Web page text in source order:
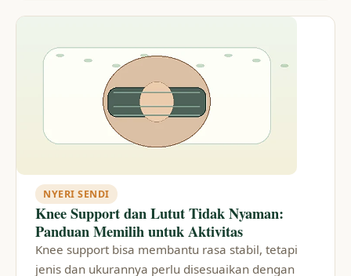
NYERI SENDI
Knee Support dan Lutut Tidak Nyaman:
Panduan Memilih untuk Aktivitas
Knee support bisa membantu rasa stabil, tetapi
jenis dan ukurannya perlu disesuaikan dengan